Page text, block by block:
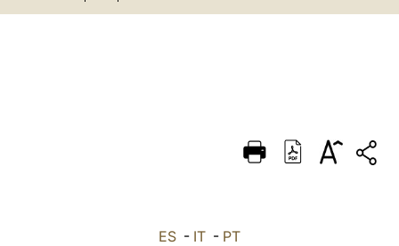
DEUTSCH
ES - IT - PT